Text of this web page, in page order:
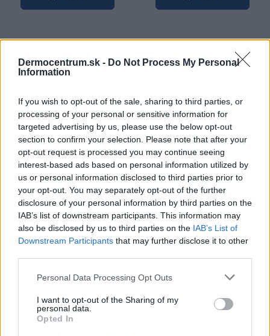
Dermocentrum.sk - Do Not Process My Personal
Information
If you wish to opt-out of the sale, sharing to third parties, or
processing of your personal or sensitive information for
targeted advertising by us, please use the below opt-out
section to confirm your selection. Please note that after your
opt-out request is processed you may continue seeing
interest-based ads based on personal information utilized by
us or personal information disclosed to third parties prior to
your opt-out. You may separately opt-out of the further
disclosure of your personal information by third parties on the
IAB’s list of downstream participants. This information may
also be disclosed by us to third parties on the IAB’s List of
Downstream Participants that may further disclose it to other
Personal Data Processing Opt Outs
I want to opt-out of the Sharing of my
personal data.
Opted In
NAJNOVŠIE ČLÁNKY V
Pripravte vašu pokožku
na sychravé dni
Starostlivosť o pleť v
lete
HODNOTENIE OBCHODU
Objednávala som po prvý
krát cez váš obchod. Tovar
Spokojnosť na 100%